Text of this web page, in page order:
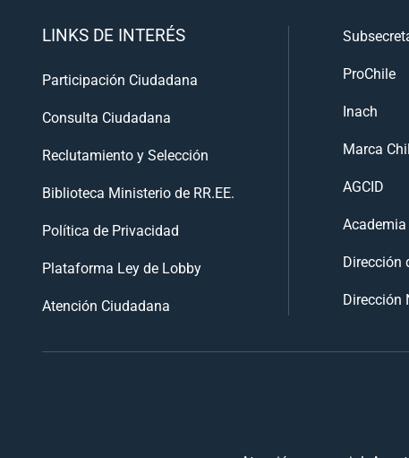
LINKS DE INTERÉS
Participación Ciudadana
Consulta Ciudadana
Reclutamiento y Selección
Biblioteca Ministerio de RR.EE.
Política de Privacidad
Plataforma Ley de Lobby
Atención Ciudadana
ProChile
Inach
Marca
AGCID
Dirección
Dirección